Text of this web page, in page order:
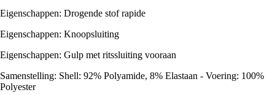
Eigenschappen: Drogende stof rapide
Eigenschappen: Knoopsluiting
Eigenschappen: Gulp met ritssluiting vooraan
Samenstelling: Shell: 92% Polyamide, 8% Elastaan - Voering: 100%
Polyester